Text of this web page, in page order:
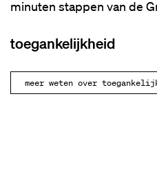
minuten stappen van de
toegankelijkheid
meer weten over